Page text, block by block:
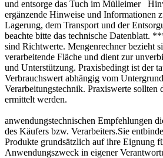
und entsorge das Tuch im Mülleimer
ergänzende Hinweise und Informationen
Lagerung, dem Transport und der
beachte bitte das technische Datenblatt.
sind Richtwerte. Mengenrechner bezieht
verarbeitende Fläche und dient zur
und Unterstützung. Praxisbedingt ist der
Verbrauchswert abhängig vom
Verarbeitungstechnik. Praxiswerte sollten
ermittelt
anwendungstechnischen Empfehlungen
des Käufers bzw. Verarbeiters.Sie
Produkte grundsätzlich auf ihre Eignung
Anwendungszweck in eigener